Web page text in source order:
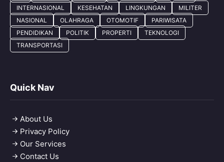
INTERNASIONAL
KESEHATAN LINGKUNGAN
MILITER
NASIONAL
OLAHRAGA OTOMOTIF
PARIWISATA
PENDIDIKAN
POLITIK PROPERTI
TEKNOLOGI
TRANSPORTASI
Quick Nav
About Us
Privacy Policy
Our Services
Contact Us